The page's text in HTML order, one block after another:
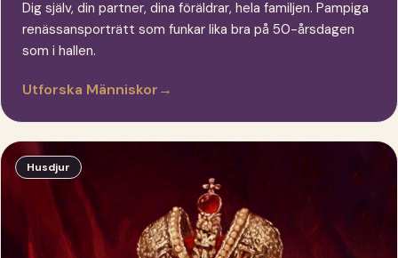
Dig själv, din partner, dina föräldrar, hela familjen. Pampiga
renässansporträtt som funkar lika bra på 50-årsdagen
som i hallen.
Utforska Människor→
Husdjur